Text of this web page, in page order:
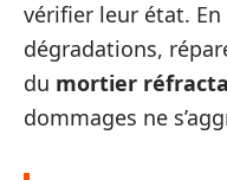
vérifier leur état.
dégradations,
du mortier
dommages ne